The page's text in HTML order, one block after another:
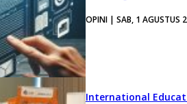
OPINI | SAB, 1 AGUSTUS
International